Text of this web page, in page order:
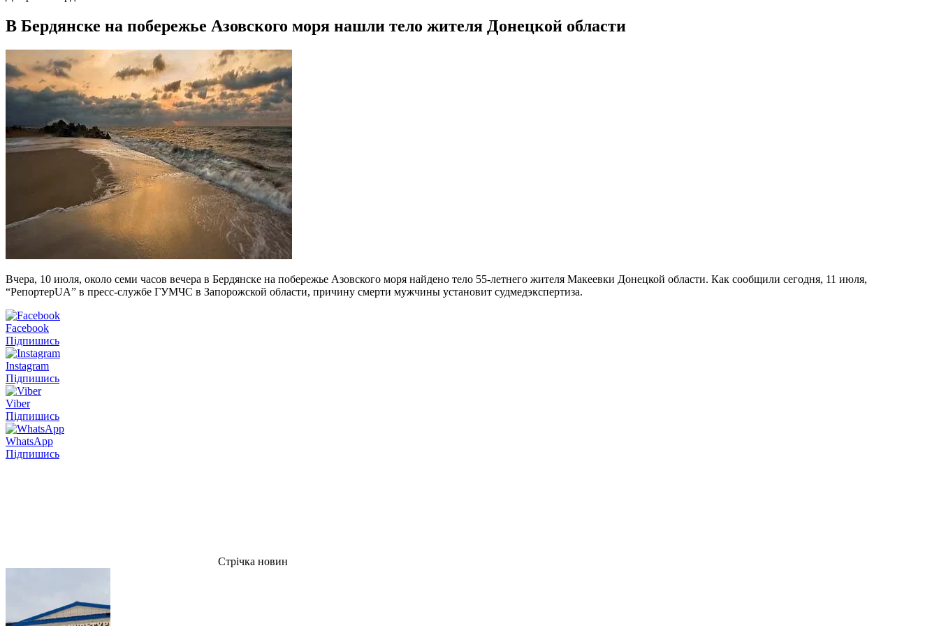
В Бердянске на побережье Азовского моря нашли тело жителя Донецкой области
Вчера, 10 июля, около семи часов вечера в Бердянске на побережье Азовского моря найдено тело 55-летнего жителя Макеевки Донецкой области. Как сообщили сегодня, 11 июля,
“РепортерUA” в пресс-службе ГУМЧС в Запорожской области, причину смерти мужчины установит судмедэкспертиза.
Facebook
Підпишись
Instagram
Підпишись
Viber
Підпишись
WhatsApp
Підпишись
Стрічка новин